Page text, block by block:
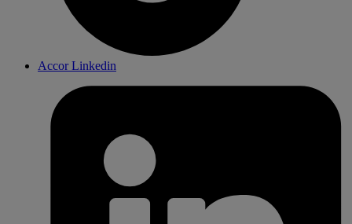
Accor Linkedin